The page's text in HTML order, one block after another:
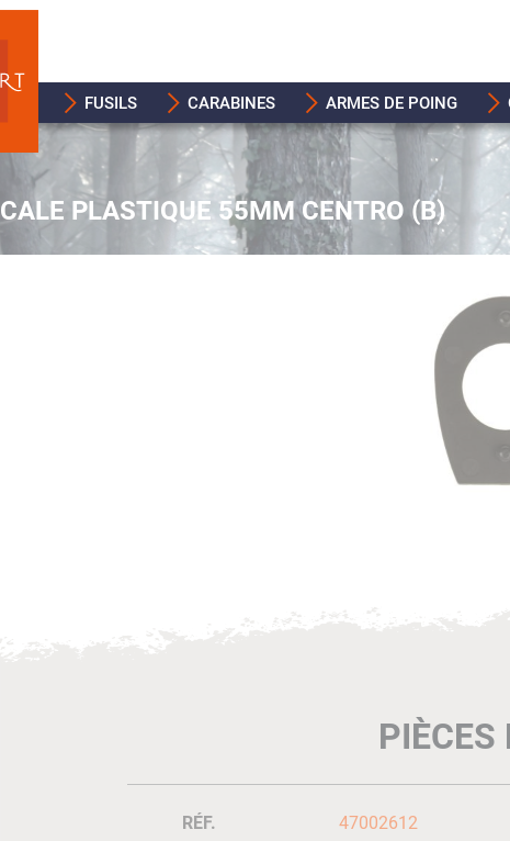
FUSILS CARABINES ARMES DE POING
CALE PLASTIQUE 55MM CENTRO (B)
PIÈCES
RÉF.
47002612